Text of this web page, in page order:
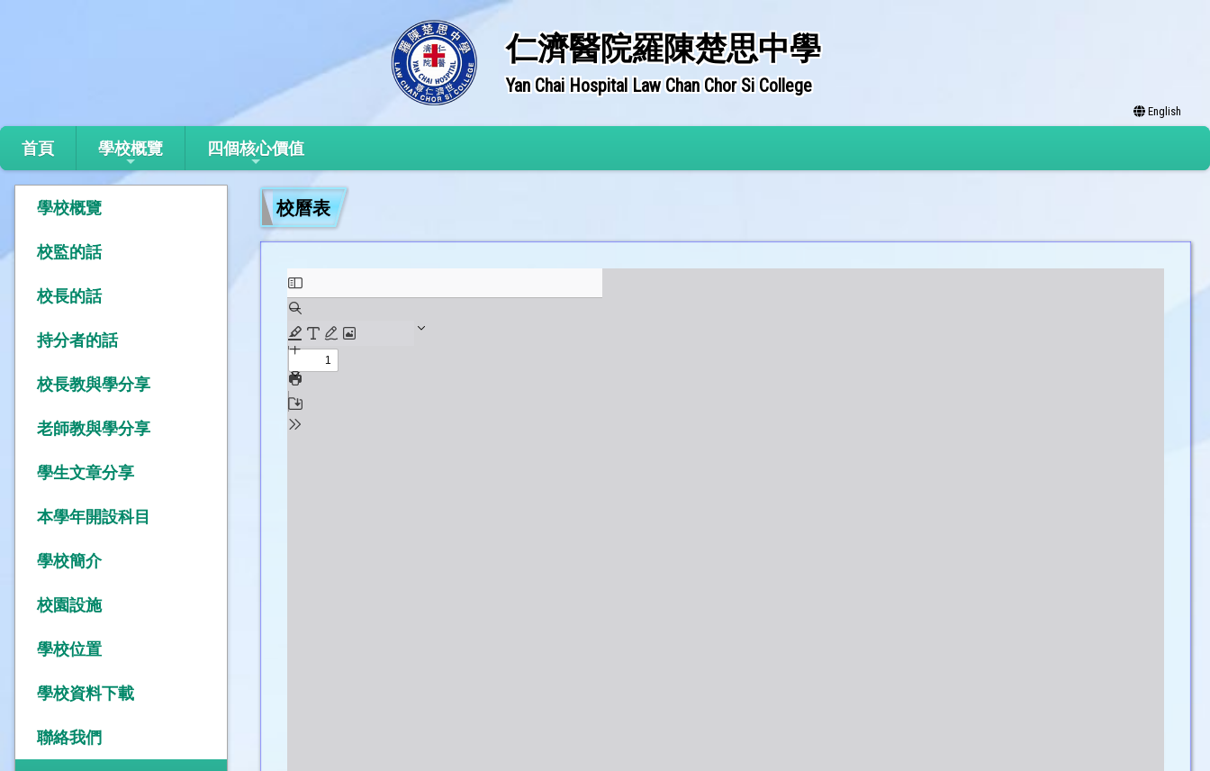
仁濟醫院羅陳楚思中學
Yan Chai Hospital Law Chan Chor Si College
English
首頁 學校概覽 四個核心價值
學校概覽
校監的話
校長的話
持分者的話
校長教與學分享
老師教與學分享
學生文章分享
本學年開設科目
學校簡介
校園設施
學校位置
學校資料下載
聯絡我們
校曆表